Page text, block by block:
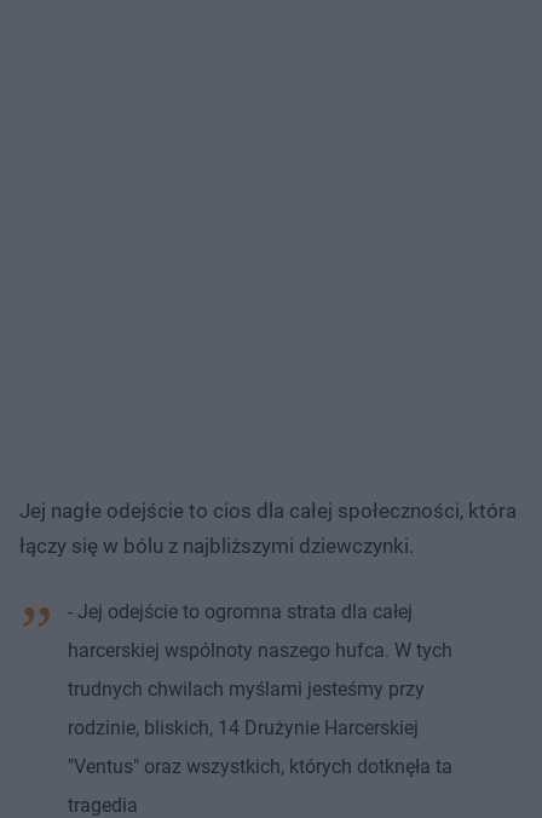
Jej nagłe odejście to cios dla całej społeczności, która
łączy się w bólu z najbliższymi dziewczynki.
- Jej odejście to ogromna strata dla całej
harcerskiej wspólnoty naszego hufca. W tych
trudnych chwilach myślami jesteśmy przy
rodzinie, bliskich, 14 Drużynie Harcerskiej
"Ventus" oraz wszystkich, których dotknęła ta
tragedia